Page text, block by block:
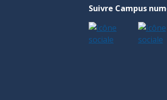
Suivre Campus